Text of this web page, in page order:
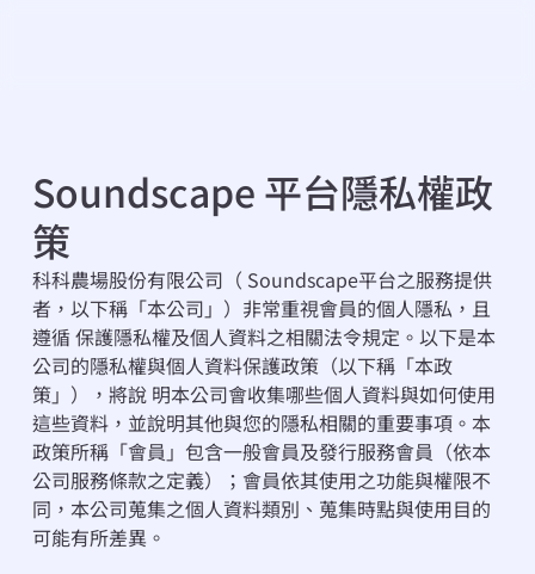
Soundscape 平台隱私權政
策
科科農場股份有限公司（ Soundscape平台之服務提供
者，以下稱「本公司」）⾮常重視會員的個⼈隱私，且
遵循 保護隱私權及個⼈資料之相關法令規定。以下是本
公司的隱私權與個⼈資料保護政策（以下稱「本政
策」），將說 明本公司會收集哪些個⼈資料與如何使⽤
這些資料，並說明其他與您的隱私相關的重要事項。本
政策所稱「會員」包含一般會員及發行服務會員（依本
公司服務條款之定義）；會員依其使用之功能與權限不
同，本公司蒐集之個人資料類別、蒐集時點與使用目的
可能有所差異。